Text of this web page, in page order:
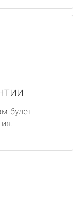
будет